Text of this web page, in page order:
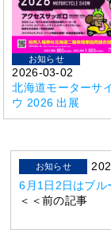
お知らせ
2026-03-02
北海道モーターサ
ウ 2026 出展
お知らせ
6月1日2日はブル
＜＜前の記事